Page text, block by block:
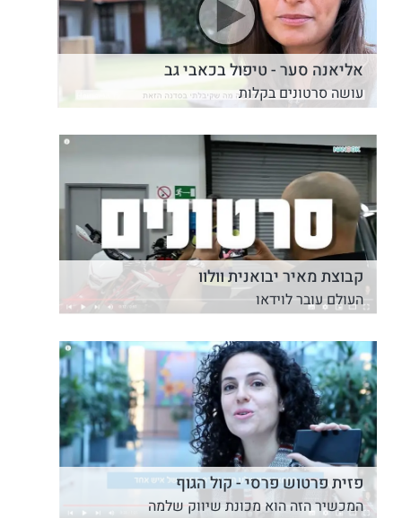
אליאנה סער - טיפול בכאבי גב
עושה סרטונים בקלות
קבוצת מאיר יבואנית וולוו
העולם עובר לוידאו
פזית פרטוש פרסי - קול הגוף
המכשיר הזה הוא מכונת שיווק שלמה